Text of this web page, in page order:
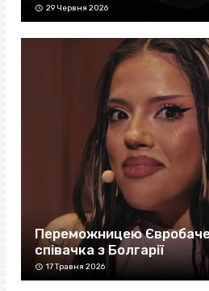
29 Червня 2026
Переможницею
співачка з Болгарії
17 Травня 2026